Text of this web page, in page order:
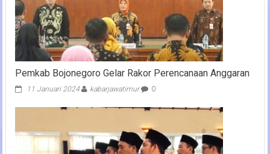
Pemkab Bojonegoro Gelar Rakor Perencanaan Anggaran
11 Januari 2024 kabarjawatimur 0